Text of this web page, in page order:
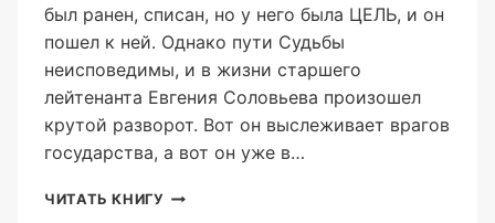
был ранен, списан, но у него была ЦЕЛЬ, и он
пошел к ней. Однако пути Судьбы
неисповедимы, и в жизни старшего
лейтенанта Евгения Соловьева произошел
крутой разворот. Вот он выслеживает врагов
государства, а вот он уже в…
ЧИТАТЬ КНИГУ КОНТУЖЕННЫЙ: